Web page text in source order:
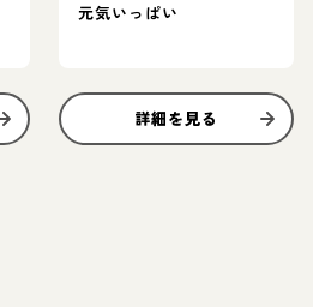
元気いっぱい
詳細を見る